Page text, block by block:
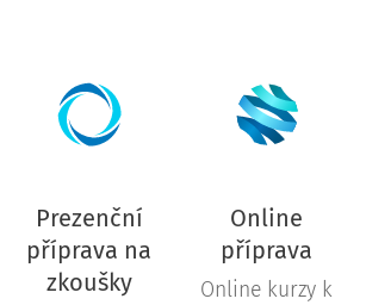
Prezenční
příprava na
zkoušky
Online
příprava
Online kurzy k